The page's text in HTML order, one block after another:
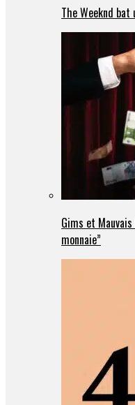
The Weeknd bat
Gims et
monnaie”